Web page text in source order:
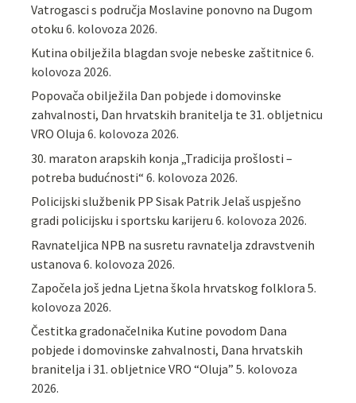
Vatrogasci s područja Moslavine ponovno na Dugom
otoku 6. kolovoza 2026.
Kutina obilježila blagdan svoje nebeske zaštitnice 6.
kolovoza 2026.
Popovača obilježila Dan pobjede i domovinske
zahvalnosti, Dan hrvatskih branitelja te 31. obljetnicu
VRO Oluja 6. kolovoza 2026.
30. maraton arapskih konja „Tradicija prošlosti –
potreba budućnosti“ 6. kolovoza 2026.
Policijski službenik PP Sisak Patrik Jelaš uspješno
gradi policijsku i sportsku karijeru 6. kolovoza 2026.
Ravnateljica NPB na susretu ravnatelja zdravstvenih
ustanova 6. kolovoza 2026.
Započela još jedna Ljetna škola hrvatskog folklora 5.
kolovoza 2026.
Čestitka gradonačelnika Kutine povodom Dana
pobjede i domovinske zahvalnosti, Dana hrvatskih
branitelja i 31. obljetnice VRO “Oluja” 5. kolovoza
2026.